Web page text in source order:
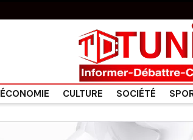
ÉCONOMIE CULTURE SOCIÉTÉ